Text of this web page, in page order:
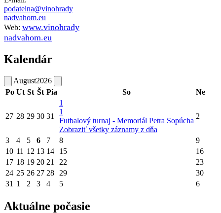
podatelna@vinohrady
nadvahom.eu
Web: www.vinohrady
nadvahom.eu
Kalendár
August2026
Po Ut St Št Pia So Ne
27 28 29 30 31
1
1
Futbalový turnaj - Memoriál Petra Sopúcha
Zobraziť všetky záznamy z dňa
2
3 4 5 6 7 8
9
10 11 12 13 14 15
16
17 18 19 20 21 22
23
24 25 26 27 28 29
30
31 1 2 3 4 5 6
Aktuálne počasie